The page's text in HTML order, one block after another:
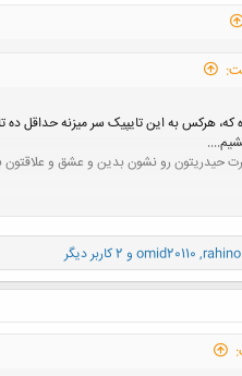
که، هرکس به این تایپیک سر میزنه حداقل ده
حیدریتون رو نشون بدین و عشق و علاقتون
نیازی به صلوات و کار من و شما
تحصیل کرده بعیده
کردار اجتماعی طلب ظهور آقا رو بکنیم
تعجیل در فرج یکی از وظایف
rahino
,
omid20110 و 2 کاربر دیگر